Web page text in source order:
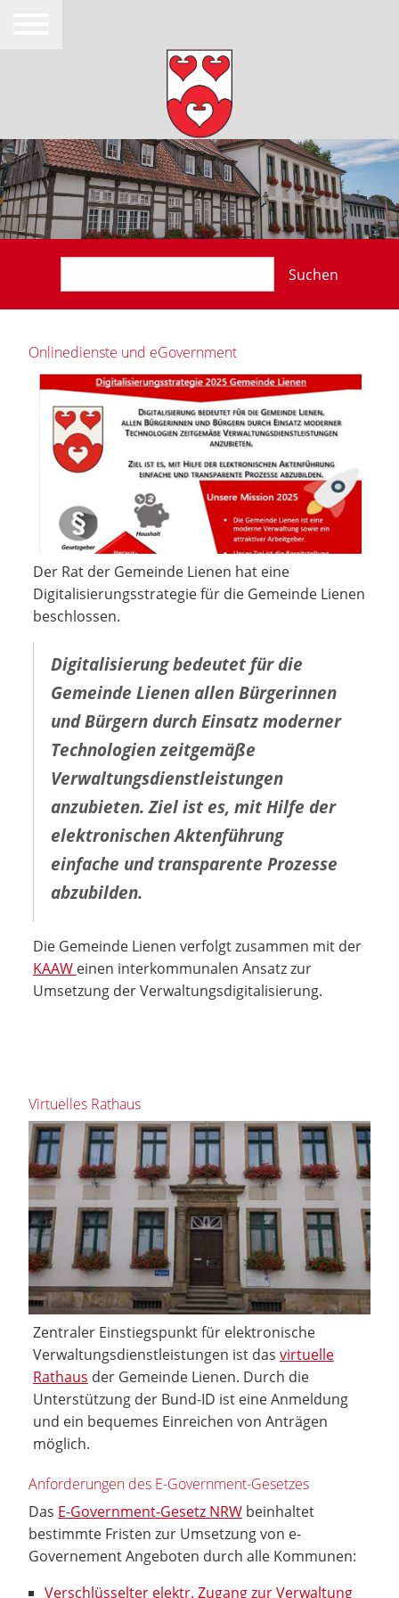
Suchen
Onlinedienste und eGovernment
Der Rat der Gemeinde Lienen hat eine
Digitalisierungsstrategie für die Gemeinde Lienen
beschlossen.
Digitalisierung bedeutet für die
Gemeinde Lienen allen Bürgerinnen
und Bürgern durch Einsatz moderner
Technologien zeitgemäße
Verwaltungsdienstleistungen
anzubieten. Ziel ist es, mit Hilfe der
elektronischen Aktenführung
einfache und transparente Prozesse
abzubilden.
Die Gemeinde Lienen verfolgt zusammen mit der
KAAW einen interkommunalen Ansatz zur
Umsetzung der Verwaltungsdigitalisierung.
Virtuelles Rathaus
Zentraler Einstiegspunkt für elektronische
Verwaltungsdienstleistungen ist das virtuelle
Rathaus der Gemeinde Lienen. Durch die
Unterstützung der Bund-ID ist eine Anmeldung
und ein bequemes Einreichen von Anträgen
möglich.
Anforderungen des E-Government-Gesetzes
Das E-Government-Gesetz NRW beinhaltet
bestimmte Fristen zur Umsetzung von e-
Governement Angeboten durch alle Kommunen:
Verschlüsselter elektr. Zugang zur Verwaltung